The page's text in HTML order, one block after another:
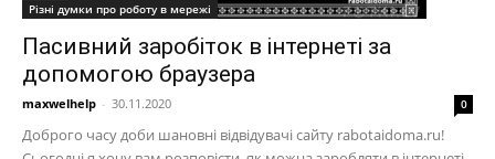
Різні думки про роботу в мережі
Пасивний заробіток в інтернеті за
допомогою браузера
maxwelhelp - 30.11.2020 0
Доброго часу доби шановні відвідувачі сайту rabotaidoma.ru!